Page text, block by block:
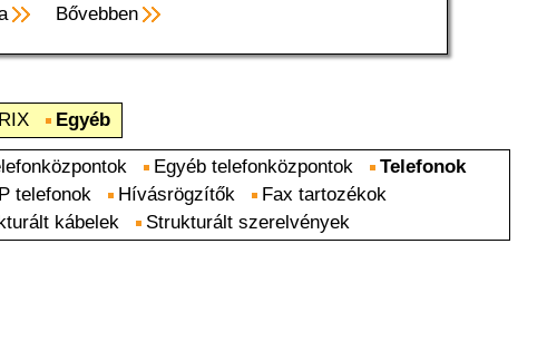
Bővebben
Egyéb
Egyéb telefonközpontok
Telefonok
telefonok Hívásrögzítők
Fax tartozékok
kábelek Strukturált szerelvények